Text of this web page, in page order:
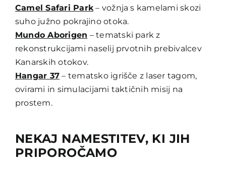
Camel Safari Park– vožnja s kamelami skozi
suho južno pokrajino otoka.
Mundo Aborigen – tematski park z
rekonstrukcijami naselij prvotnih prebivalcev
Kanarskih otokov.
Hangar 37 – tematsko igrišče z laser tagom,
ovirami in simulacijami taktičnih misij na
prostem.
NEKAJ NAMESTITEV, KI JIH
PRIPOROČAMO